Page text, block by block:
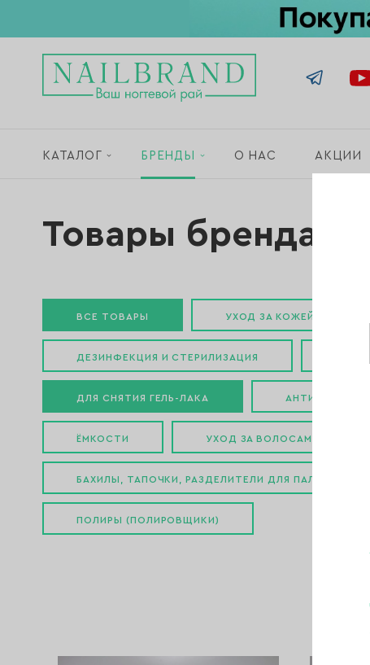
КАТАЛОГ БРЕНДЫ О НАС АКЦИИ
Товары бренда
ВСЕ ТОВАРЫ УХОД ЗА КОЖЕЙ РУК И
ДЕЗИНФЕКЦИЯ И СТЕРИЛИЗАЦИЯ
ДЛЯ СНЯТИЯ ГЕЛЬ-ЛАКА
ЁМКОСТИ УХОД ЗА ВОЛОСАМИ
БАХИЛЫ, ТАПОЧКИ, РАЗДЕЛИТЕЛИ ДЛЯ ПАЛЬЦЕВ
ПОЛИРЫ (ПОЛИРОВЩИКИ)